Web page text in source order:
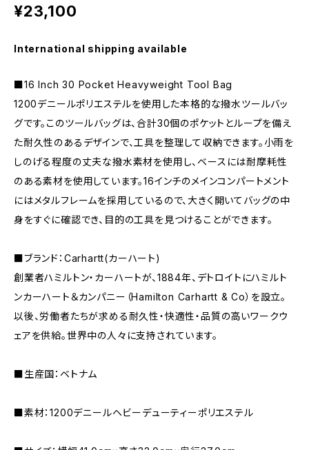
¥23,100
International shipping available
■16 Inch 30 Pocket Heavyweight Tool Bag
1200デニールポリエステルを使用した本格的な撥水ツールバッ
グです。このツールバッグは、合計30個のポケットとループを備え
た耐久性のあるデザインで、工具を整理して収納できます。小雨を
しのげる程度の丈夫な撥水素材を使用し、ベースには耐摩耗性
のある素材を使用しています。16インチのメインコンパートメント
にはメタルフレームを採用しているので、大きく開いてバッグの中
身をすぐに確認でき、目的の工具を見つけることができます。
■ブランド：Carhartt(カーハート)
創業者ハミルトン・カーハートが、1884年、デトロイトにハミルト
ンカーハート＆カンパニー（Hamilton Carhartt & Co）を設立。
以後、労働者たちが求める耐久性・快適性・品質の高いワークウ
ェアを供給。世界中の人々に支持されています。
■生産国：ベトナム
■素材：1200デニールヘビーデューティーポリエステル